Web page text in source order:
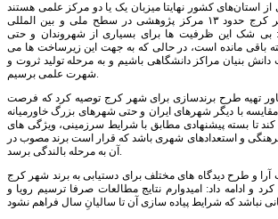
از استان‌های کشور نهایتا میزبان یک یا دو مرکز علمی هستند
اما در استان البرز و شهر کرج حدود ۱۳ مرکز پژوهشی در سطح ملی و بین المللی
بی شک این ظرفیت ها برای بسیاری از شهروندان و حتی
باقی مانده است، در حالی که به جهت این زیرساخت ها می
بنیان مراکز دانشگاهی باشیم و به مرحله تولید ثروت و
شهرت علمی برسیم.
تهیه طرح برندسازی برای شهر کرج توصیه کرد که فرصت
با دیگر شهرهای ایران و حتی شهرهای بزرگ خاورمیانه
تا بسته پیشنهادی مطابق با شرایط سرزمینی، ویژگی های
و استعدادهای شهری باشد که قرار است برند مصوب در
آن به مرحله بالندگی برسد.
آرا و طرح دیدگاه های مختلف برای دستیابی به برند شهر کرج
و ادامه داد: امیدوارم نتایج مطالعات صرفا ترسیم رویا و